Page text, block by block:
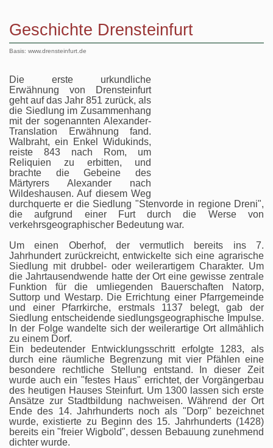
Geschichte Drensteinfurt
Basis: www.drensteinfurt.de
Die erste urkundliche
Erwähnung von Drensteinfurt
geht auf das Jahr 851 zurück, als
die Siedlung im Zusammenhang
mit der sogenannten Alexander-
Translation Erwähnung fand.
Walbraht, ein Enkel Widukinds,
reiste 843 nach Rom, um
Reliquien zu erbitten, und
brachte die Gebeine des
Märtyrers Alexander nach
Wildeshausen. Auf diesem Weg
durchquerte er die Siedlung "Stenvorde in regione Dreni",
die aufgrund einer Furt durch die Werse von
verkehrsgeographischer Bedeutung war.
Um einen Oberhof, der vermutlich bereits ins 7.
Jahrhundert zurückreicht, entwickelte sich eine agrarische
Siedlung mit drubbel- oder weilerartigem Charakter. Um
die Jahrtausendwende hatte der Ort eine gewisse zentrale
Funktion für die umliegenden Bauerschaften Natorp,
Suttorp und Westarp. Die Errichtung einer Pfarrgemeinde
und einer Pfarrkirche, erstmals 1137 belegt, gab der
Siedlung entscheidende siedlungsgeographische Impulse.
In der Folge wandelte sich der weilerartige Ort allmählich
zu einem Dorf.
Ein bedeutender Entwicklungsschritt erfolgte 1283, als
durch eine räumliche Begrenzung mit vier Pfählen eine
besondere rechtliche Stellung entstand. In dieser Zeit
wurde auch ein "festes Haus" errichtet, der Vorgängerbau
des heutigen Hauses Steinfurt. Um 1300 lassen sich erste
Ansätze zur Stadtbildung nachweisen. Während der Ort
Ende des 14. Jahrhunderts noch als "Dorp" bezeichnet
wurde, existierte zu Beginn des 15. Jahrhunderts (1428)
bereits ein "freier Wigbold", dessen Bebauung zunehmend
dichter wurde.